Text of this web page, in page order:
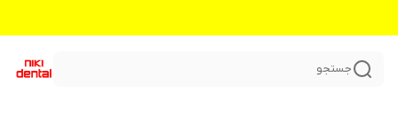
جستجو